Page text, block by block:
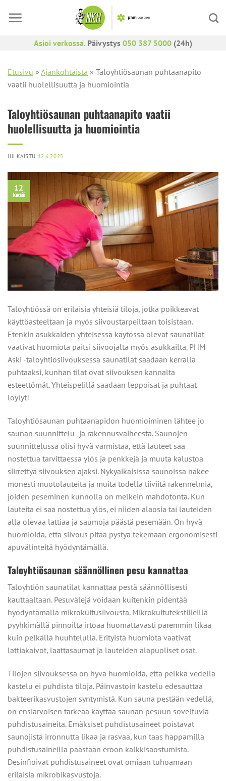
Asioi verkossa. Päivystys 050 387 5000 (24h)
Etusivu » Ajankohtaista » Taloyhtiösaunan puhtaanapito
vaatii huolellisuutta ja huomiointia
Taloyhtiösaunan puhtaanapito vaatii
huolellisuutta ja huomiointia
JULKAISTU 12.6.2025
12
kesä
Taloyhtiössä on erilaisia yhteisiä tiloja, jotka poikkeavat
käyttöasteeltaan ja myös siivoustarpeiltaan toisistaan.
Etenkin asukkaiden yhteisessä käytössä olevat saunatilat
vaativat huomiota paitsi siivoojalta myös asukkailta. PHM
Aski -taloyhtiösiivouksessa saunatilat saadaan kerralla
puhtaaksi, kunhan tilat ovat siivouksen kannalta
esteettömät. Yhteispelillä saadaan leppoisat ja puhtaat
löylyt!
Taloyhtiösaunan puhtaanapidon huomioiminen lähtee jo
saunan suunnittelu- ja rakennusvaiheesta. Saunojen
suunnittelussa olisi hyvä varmistaa, että lauteet saa
nostettua tarvittaessa ylös ja penkkejä ja muuta kalustoa
siirrettyä siivouksen ajaksi. Nykyaikaisissa saunoissa näkee
monesti muotolauteita ja muita todella tiiviitä rakennelmia,
joiden peseminen kunnolla on melkein mahdotonta. Kun
lauteita ei saa nostettua ylös, ei niiden alaosia tai lauteiden
alla olevaa lattiaa ja saumoja päästä pesemään. On hyvä
huomioida, että siivous pitää pystyä tekemään ergonomisesti
apuvälinteitä hyödyntämällä.
Taloyhtiösaunan säännöllinen pesu kannattaa
Taloyhtiön saunatilat kannattaa pestä säännöllisesti
kauttaaltaan. Pesuvälejä voidaan kuitenkin pidentää
hyödyntämällä mikrokuitusiivousta. Mikrokuitutekstiileillä
pyyhkimällä pinnoilta irtoaa huomattavasti paremmin likaa
kuin pelkällä huuhtelulla. Erityistä huomiota vaativat
lattiakaivot, laattasaumat ja lauteiden alapuoliset osat.
Tilojen siivouksessa on hyvä huomioida, että pelkkä vedellä
kastelu ei puhdista tiloja. Päinvastoin kastelu edesauttaa
bakteerikasvustojen syntymistä. Kun sauna pestään vedellä,
on ensiarvoisen tärkeää käyttää saunan pesuun soveltuvia
puhdistusaineita. Emäksiset puhdistusaineet poistavat
saunojista irronnutta likaa ja rasvaa, kun taas happamilla
puhdistusaineilla päästään eroon kalkkisaostumista.
Desinfioivat puhdistusaineet ovat omiaan tuhoamaan
erilaisia mikrobikasvustoja.